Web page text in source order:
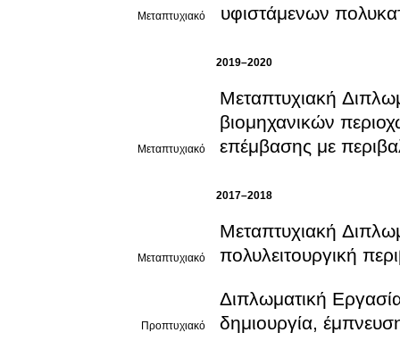
Μεταπτυχιακό
υφιστάμενων
2019–2020
Μεταπτυχιακό
Μεταπτυχιακή
βιομηχανικών
επέμβασης με
2017–2018
Μεταπτυχιακό
Μεταπτυχιακή
πολυλειτουργική
Προπτυχιακό
Διπλωματική
δημιουργία,